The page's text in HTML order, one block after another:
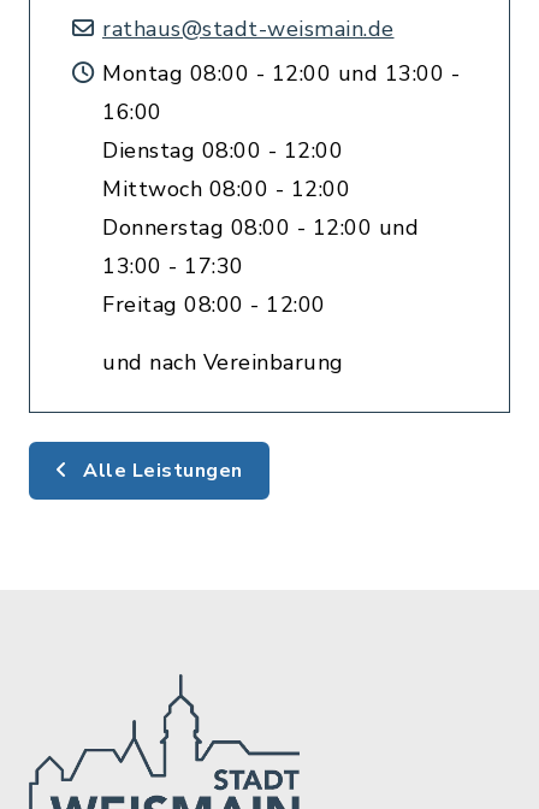
rathaus@stadt-weismain.de
Montag 08:00 - 12:00 und 13:00 -
16:00
Dienstag 08:00 - 12:00
Mittwoch 08:00 - 12:00
Donnerstag 08:00 - 12:00 und
13:00 - 17:30
Freitag 08:00 - 12:00
und nach Vereinbarung
Alle Leistungen